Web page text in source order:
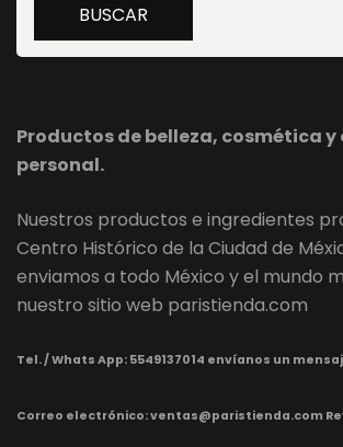
BUSCAR
Productos de belleza, cosmética
personal.
Nuestros productos e ingredientes
Centro Histórico de la Ciudad de
enviamos a todo México y el mundo
nuestro sitio web paristienda.com
Tel. / Whats App: 5549137014 envíanos un
Correo electrónico: ventas@paristienda.com